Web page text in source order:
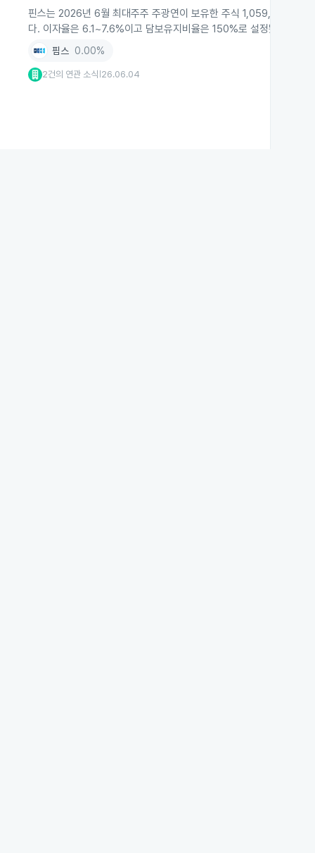
핀스는 2026년 6월 최대주주 주광연이 보유한 주식 1,059,596주를
다. 이자율은 6.1~7.6%이고 담보유지비율은 150%로 설정됐으며 주
핌스 0.00%
2건의 연관 소식 26.06.04